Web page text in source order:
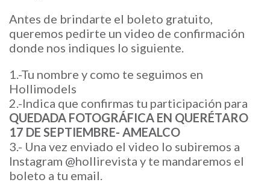
Antes de brindarte el boleto gratuito,
queremos pedirte un video de confirmación
donde nos indiques lo siguiente.
1.-Tu nombre y como te seguimos en
Hollimodels
2.-Indica que confirmas tu participación para
QUEDADA FOTOGRÁFICA EN QUERÉTARO
17 DE SEPTIEMBRE- AMEALCO
3.- Una vez enviado el video lo subiremos a
Instagram @hollirevista y te mandaremos el
boleto a tu email.